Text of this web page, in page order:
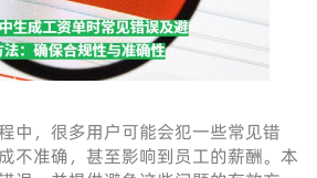
中，很多用户可能会犯一些常见错
不准确，甚至影响到员工的薪酬。本